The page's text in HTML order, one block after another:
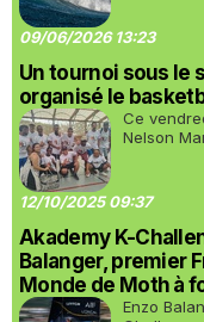
09/06/2026 13:23
Un tournoi sous le
organisé le
Ce
Nelson
12/10/2025 09:37
Akademy K-
Balanger, premier
Monde de Moth à
Enzo